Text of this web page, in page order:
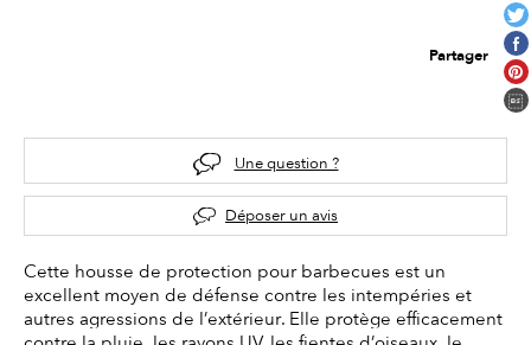
Partager
Une question ?
Déposer un avis
Cette housse de protection pour barbecues est un
excellent moyen de défense contre les intempéries et
autres agressions de l’extérieur. Elle protège efficacement